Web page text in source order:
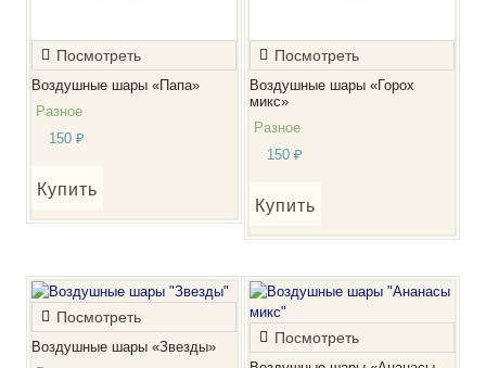
Посмотреть
Воздушные шары «Папа»
Разное
150 ₽
Купить
Посмотреть
Воздушные шары «Горох
микс»
Разное
150 ₽
Купить
Посмотреть
Воздушные шары «Звезды»
Посмотреть